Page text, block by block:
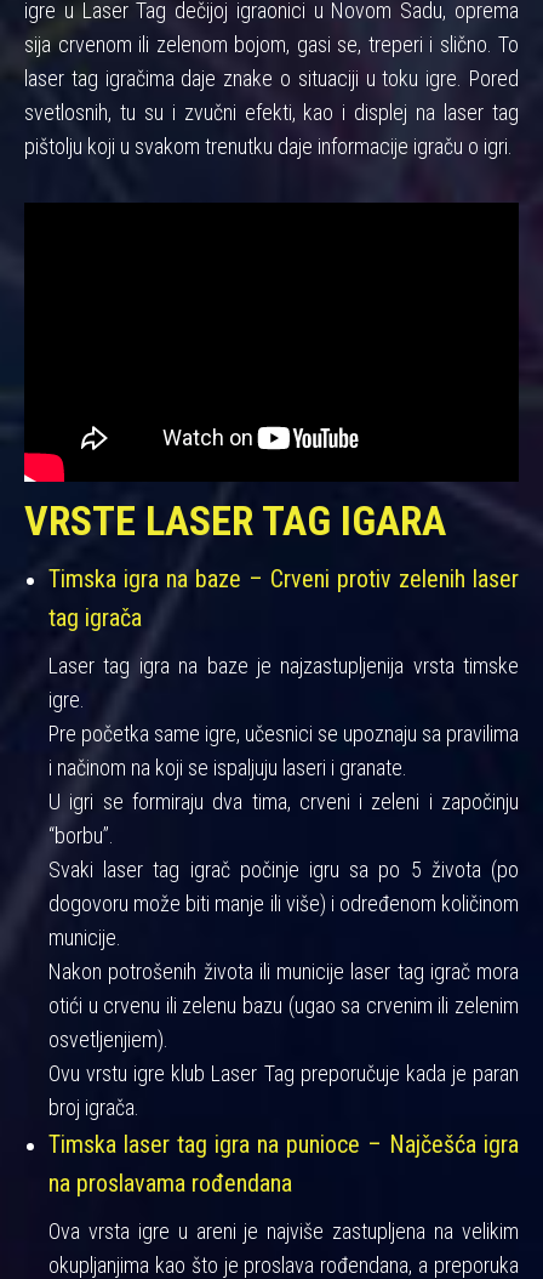
igre u Laser Tag dečijoj igraonici u Novom Sadu, oprema
sija crvenom ili zelenom bojom, gasi se, treperi i slično. To
laser tag igračima daje znake o situaciji u toku igre. Pored
svetlosnih, tu su i zvučni efekti, kao i displej na laser tag
pištolju koji u svakom trenutku daje informacije igraču o igri.
VRSTE LASER TAG IGARA
Timska igra na baze – Crveni protiv zelenih laser
tag igrača
Laser tag igra na baze je najzastupljenija vrsta timske
igre.
Pre početka same igre, učesnici se upoznaju sa pravilima
i načinom na koji se ispaljuju laseri i granate.
U igri se formiraju dva tima, crveni i zeleni i započinju
“borbu”.
Svaki laser tag igrač počinje igru sa po 5 života (po
dogovoru može biti manje ili više) i određenom količinom
municije.
Nakon potrošenih života ili municije laser tag igrač mora
otići u crvenu ili zelenu bazu (ugao sa crvenim ili zelenim
osvetljenjiem).
Ovu vrstu igre klub Laser Tag preporučuje kada je paran
broj igrača.
Timska laser tag igra na punioce – Najčešća igra
na proslavama rođendana
Ova vrsta igre u areni je najviše zastupljena na velikim
okupljanjima kao što je proslava rođendana, a preporuka